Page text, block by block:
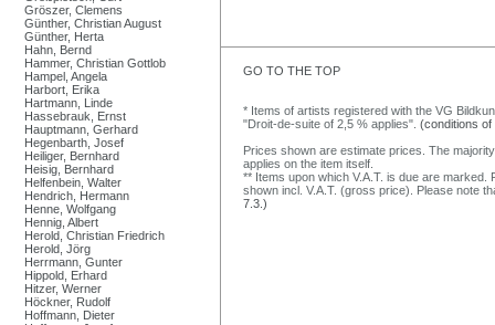
Gröszer, Clemens
Günther, Christian August
Günther, Herta
Hahn, Bernd
Hammer, Christian Gottlob
Hampel, Angela
Harbort, Erika
Hartmann, Linde
Hassebrauk, Ernst
Hauptmann, Gerhard
Hegenbarth, Josef
Heiliger, Bernhard
Heisig, Bernhard
Helfenbein, Walter
Hendrich, Hermann
Henne, Wolfgang
Hennig, Albert
Herold, Christian Friedrich
Herold, Jörg
Herrmann, Gunter
Hippold, Erhard
Hitzer, Werner
Höckner, Rudolf
Hoffmann, Dieter
GO TO THE TOP
* Items of artists registered with the VG
"Droit-de-suite of 2,5 % applies". (conditions of
Prices shown are estimate prices. The
applies on the item itself.
** Items upon which V.A.T. is due are
shown incl. V.A.T. (gross price). Please note
7.3.)